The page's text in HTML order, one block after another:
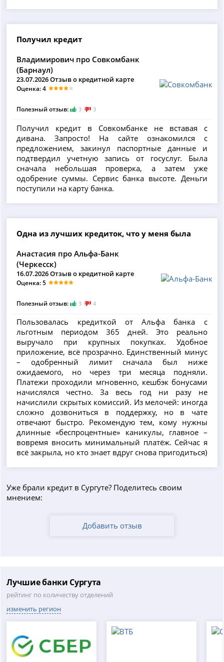
Получил кредит
Владимирович про Совкомбанк
(Барнаул)
23.07.2026 Отзыв о кредитной карте
Оценка: 4
Полезный отзыв: 3 3
Получил кредит в Совкомбанке не вставая с
дивана. Запросто! На сайте ознакомился с
предложением, закинул паспортные данные и
подтвердил учетную запись от госуслуг. Была
сначала небольшая проверка, а затем уже
одобрение суммы. Сервис банка высоте. Деньги
поступили на карту банка.
Одна из лучших кредиток, что у меня была
Анастасия про Альфа-Банк
(Черкесск)
16.07.2026 Отзыв о кредитной карте
Оценка: 5
Полезный отзыв: 3 4
Пользовалась кредиткой от Альфа банка с
льготным периодом 365 дней. Это реально
выручало при крупных покупках. Удобное
приложение, всё прозрачно. Единственный минус
– одобренный лимит сначала был ниже
ожидаемого, но через три месяца подняли.
Платежи проходили мгновенно, кешбэк бонусами
начислялся честно. За весь год ни разу не
начислили скрытых комиссий. Из мелочей: иногда
сложно дозвониться в поддержку, но в чате
отвечают быстро. Рекомендую тем, кому нужны
длинные «беспроцентные» каникулы, главное –
вовремя вносить минимальный платёж. Сейчас я
всё закрыла, но кто знает вдруг снова пригодиться)
Уже брали кредит в Сургуте? Поделитесь своим
мнением:
Добавить отзыв
Лучшие банки Сургута
рейтинг по количеству отделений
изменить регион